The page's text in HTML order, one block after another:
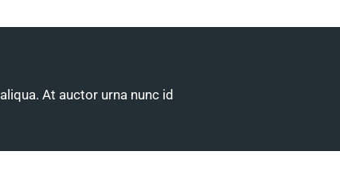
At auctor urna nunc id